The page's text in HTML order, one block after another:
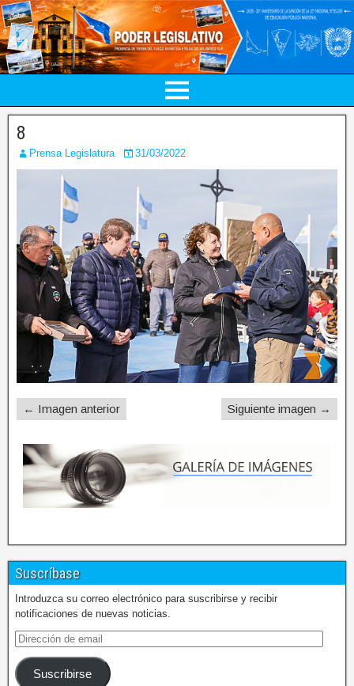
8
Prensa Legislatura 31/03/2022
← Imagen anterior Siguiente imagen →
Suscríbase
Introduzca su correo electrónico para suscribirse y recibir
notificaciones de nuevas noticias.
Suscribirse